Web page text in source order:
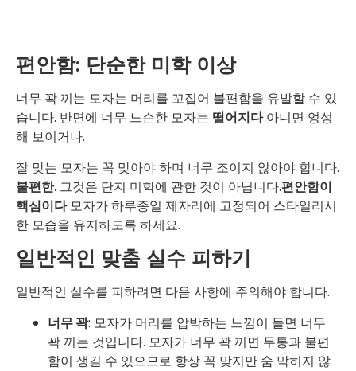
편안함: 단순한 미학 이상
너무 꽉 끼는 모자는 머리를 꼬집어 불편함을 유발할 수 있
습니다. 반면에 너무 느슨한 모자는 떨어지다아니면 엉성
해 보이거나.
잘 맞는 모자는 꼭 맞아야 하며 너무 조이지 않아야 합니다.
불편한. 그것은 단지 미학에 관한 것이 아닙니다.편안함이
핵심이다모자가 하루종일 제자리에 고정되어 스타일리시
한 모습을 유지하도록 하세요.
일반적인 맞춤 실수 피하기
일반적인 실수를 피하려면 다음 사항에 주의해야 합니다.
너무 꽉: 모자가 머리를 압박하는 느낌이 들면 너무
꽉 끼는 것입니다. 모자가 너무 꽉 끼면 두통과 불편
함이 생길 수 있으므로 항상 꼭 맞지만 숨 막히지 않